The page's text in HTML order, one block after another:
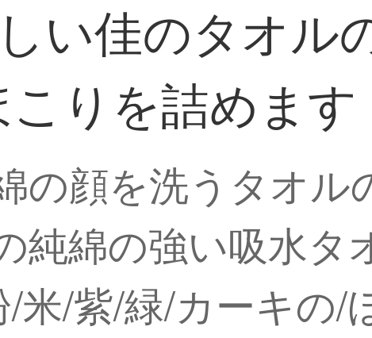
い佳のタオル
りを詰めます
の顔を洗うタオル
純綿の強い吸水タ
/紫/緑/カーキの/